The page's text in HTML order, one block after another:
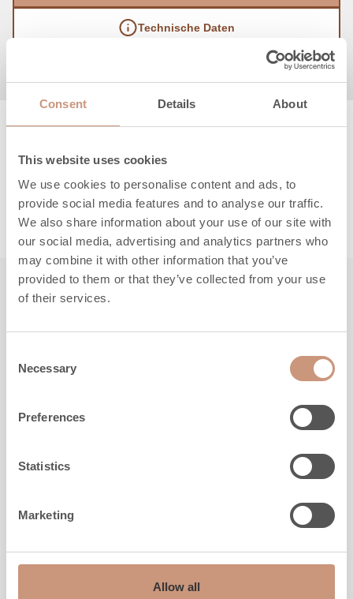
Consent Details About
This website uses cookies
We use cookies to personalise content and ads, to
provide social media features and to analyse our traffic.
We also share information about your use of our site with
our social media, advertising and analytics partners who
may combine it with other information that you’ve
provided to them or that they’ve collected from your use
of their services.
Selection
Necessary
Preferences
Statistics
Marketing
Allow all
Technische Daten
Besuchen Sie auch